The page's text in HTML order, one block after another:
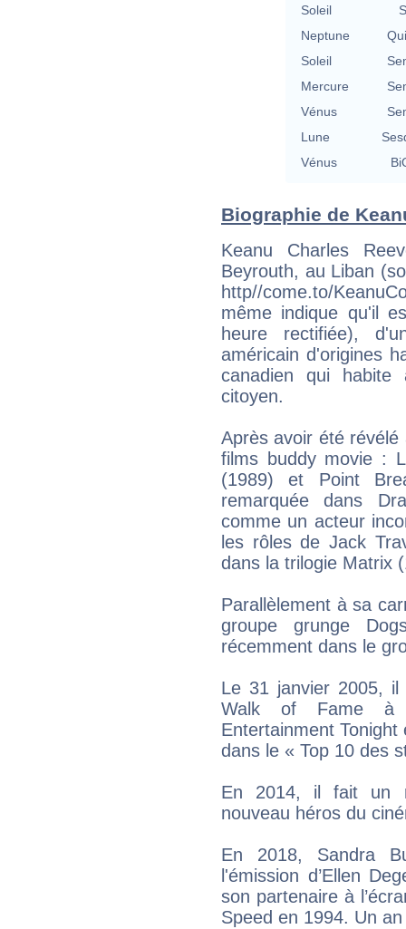
Soleil
Neptune
Soleil
Mercure
Vénus
Lune
Vénus
Biographie de
Keanu Charles
Beyrouth, au Liban
http//come.to/
même indique qu'il
heure rectifiée),
américain d'origines
canadien qui
citoyen.
Après avoir été
films buddy movie :
(1989) et Point
remarquée dans
comme un acteur
les rôles de Jack
dans la trilogie Matrix
Parallèlement à sa
groupe grunge
récemment dans le
Le 31 janvier 2005,
Walk of Fame à
Entertainment
dans le « Top 10 des
En 2014, il fait un
nouveau héros du
En 2018, Sandra
l'émission d’Ellen
son partenaire à
Speed en 1994. Un